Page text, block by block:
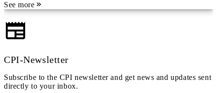
See more
CPI-Newsletter
Subscribe to the CPI newsletter and get news and updates sent
directly to your inbox.